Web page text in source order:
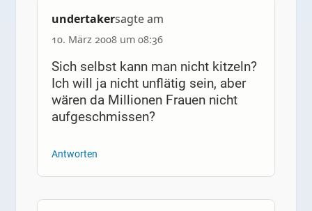
undertakersagte am
10. März 2008 um 08:36
Sich selbst kann man nicht kitzeln?
Ich will ja nicht unflätig sein, aber
wären da Millionen Frauen nicht
aufgeschmissen?
Antworten